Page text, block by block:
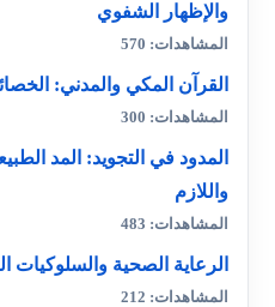
والإظهار الشفوي
المشاهدات: 570
القرآن المكي والمدني:
المشاهدات: 300
المدود في التجويد: المد
واللازم
المشاهدات: 483
الرعاية الصحية والسلوكيات
المشاهدات: 212